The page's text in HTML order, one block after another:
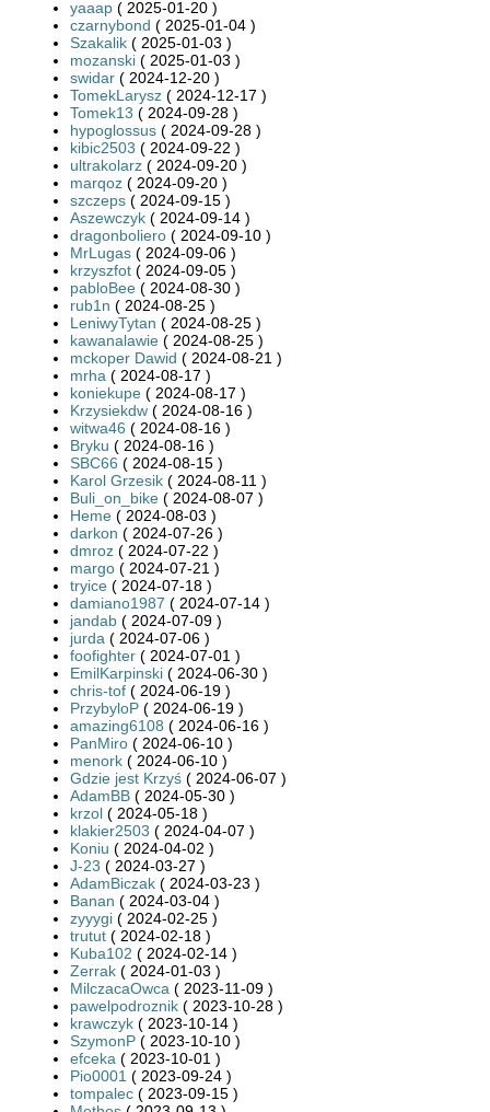
yaaap ( 2025-01-20 )
czarnybond ( 2025-01-04 )
Szakalik ( 2025-01-03 )
mozanski ( 2025-01-03 )
swidar ( 2024-12-20 )
TomekLarysz ( 2024-12-17 )
Tomek13 ( 2024-09-28 )
hypoglossus ( 2024-09-28 )
kibic2503 ( 2024-09-22 )
ultrakolarz ( 2024-09-20 )
marqoz ( 2024-09-20 )
szczeps ( 2024-09-15 )
Aszewczyk ( 2024-09-14 )
dragonboliero ( 2024-09-10 )
MrLugas ( 2024-09-06 )
krzyszfot ( 2024-09-05 )
pabloBee ( 2024-08-30 )
rub1n ( 2024-08-25 )
LeniwyTytan ( 2024-08-25 )
kawanalawie ( 2024-08-25 )
mckoper Dawid ( 2024-08-21 )
mrha ( 2024-08-17 )
koniekupe ( 2024-08-17 )
Krzysiekdw ( 2024-08-16 )
witwa46 ( 2024-08-16 )
Bryku ( 2024-08-16 )
SBC66 ( 2024-08-15 )
Karol Grzesik ( 2024-08-11 )
Buli_on_bike ( 2024-08-07 )
Heme ( 2024-08-03 )
darkon ( 2024-07-26 )
dmroz ( 2024-07-22 )
margo ( 2024-07-21 )
tryice ( 2024-07-18 )
damiano1987 ( 2024-07-14 )
jandab ( 2024-07-09 )
jurda ( 2024-07-06 )
foofighter ( 2024-07-01 )
EmilKarpinski ( 2024-06-30 )
chris-tof ( 2024-06-19 )
PrzybyloP ( 2024-06-19 )
amazing6108 ( 2024-06-16 )
PanMiro ( 2024-06-10 )
menork ( 2024-06-10 )
Gdzie jest Krzyś ( 2024-06-07 )
AdamBB ( 2024-05-30 )
krzol ( 2024-05-18 )
klakier2503 ( 2024-04-07 )
Koniu ( 2024-04-02 )
J-23 ( 2024-03-27 )
AdamBiczak ( 2024-03-23 )
Banan ( 2024-03-04 )
zyyygi ( 2024-02-25 )
trutut ( 2024-02-18 )
Kuba102 ( 2024-02-14 )
Zerrak ( 2024-01-03 )
MilczacaOwca ( 2023-11-09 )
pawelpodroznik ( 2023-10-28 )
krawczyk ( 2023-10-14 )
SzymonP ( 2023-10-10 )
efceka ( 2023-10-01 )
Pio0001 ( 2023-09-24 )
tompalec ( 2023-09-15 )